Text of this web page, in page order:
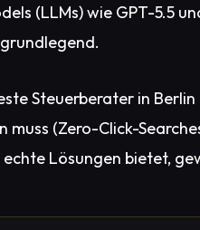
(LLMs) wie GPT-5.5
Steuerberater in
(Zero-Click-
Lösungen bietet,